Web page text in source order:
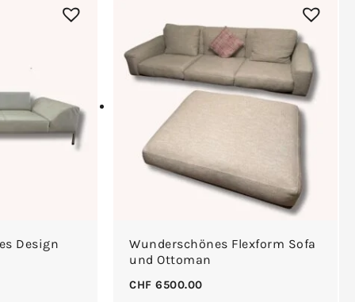
Design
Wunderschönes Flexform Sofa
und Ottoman
CHF 6500.00